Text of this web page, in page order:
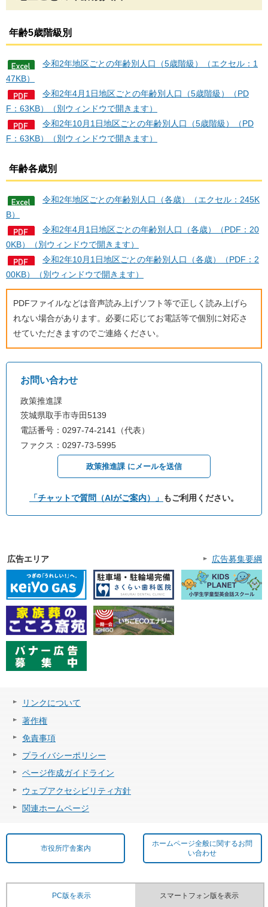
年齢5歳階級別
令和2年地区ごとの年齢別人口（5歳階級）（エクセル：1
47KB）
令和2年4月1日地区ごとの年齢別人口（5歳階級）（PD
F：63KB）（別ウィンドウで開きます）
令和2年10月1日地区ごとの年齢別人口（5歳階級）（PD
F：63KB）（別ウィンドウで開きます）
年齢各歳別
令和2年地区ごとの年齢別人口（各歳）（エクセル：245K
B）
令和2年4月1日地区ごとの年齢別人口（各歳）（PDF：20
0KB）（別ウィンドウで開きます）
令和2年10月1日地区ごとの年齢別人口（各歳）（PDF：2
00KB）（別ウィンドウで開きます）
PDFファイルなどは音声読み上げソフト等で正しく読み上げら
れない場合があります。必要に応じてお電話等で個別に対応さ
せていただきますのでご連絡ください。
お問い合わせ
政策推進課
茨城県取手市寺田5139
電話番号：0297-74-2141（代表）
ファクス：0297-73-5995
政策推進課 にメールを送信
「チャットで質問（AIがご案内）」 もご利用ください。
広告エリア 広告募集要綱
リンクについて
著作権
免責事項
プライバシーポリシー
ページ作成ガイドライン
ウェブアクセシビリティ方針
関連ホームページ
市役所庁舎案内
ホームページ全般に関するお問
い合わせ
PC版を表示 スマートフォン版を表示